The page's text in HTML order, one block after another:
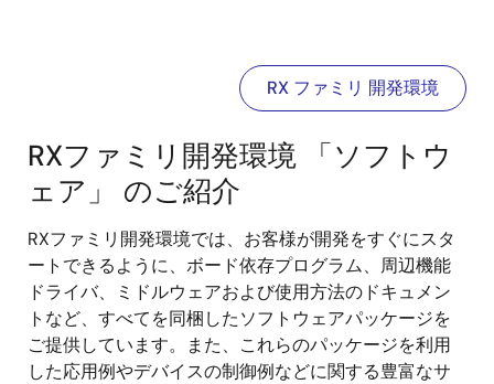
RX ファミリ 開発環境
RXファミリ開発環境 「ソフトウ
ェア」 のご紹介
RXファミリ開発環境では、お客様が開発をすぐにスタ
ートできるように、ボード依存プログラム、周辺機能
ドライバ、ミドルウェアおよび使用方法のドキュメン
トなど、すべてを同梱したソフトウェアパッケージを
ご提供しています。また、これらのパッケージを利用
した応用例やデバイスの制御例などに関する豊富なサ